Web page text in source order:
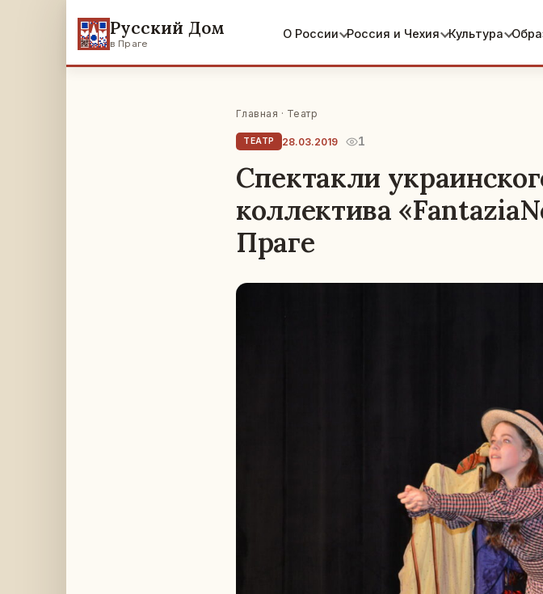
Русский Дом
в Праге
О России Россия и Чехия Культура
Главная · Театр
ТЕАТР 28.03.2019 1
Cпектакли
коллектива
Праге